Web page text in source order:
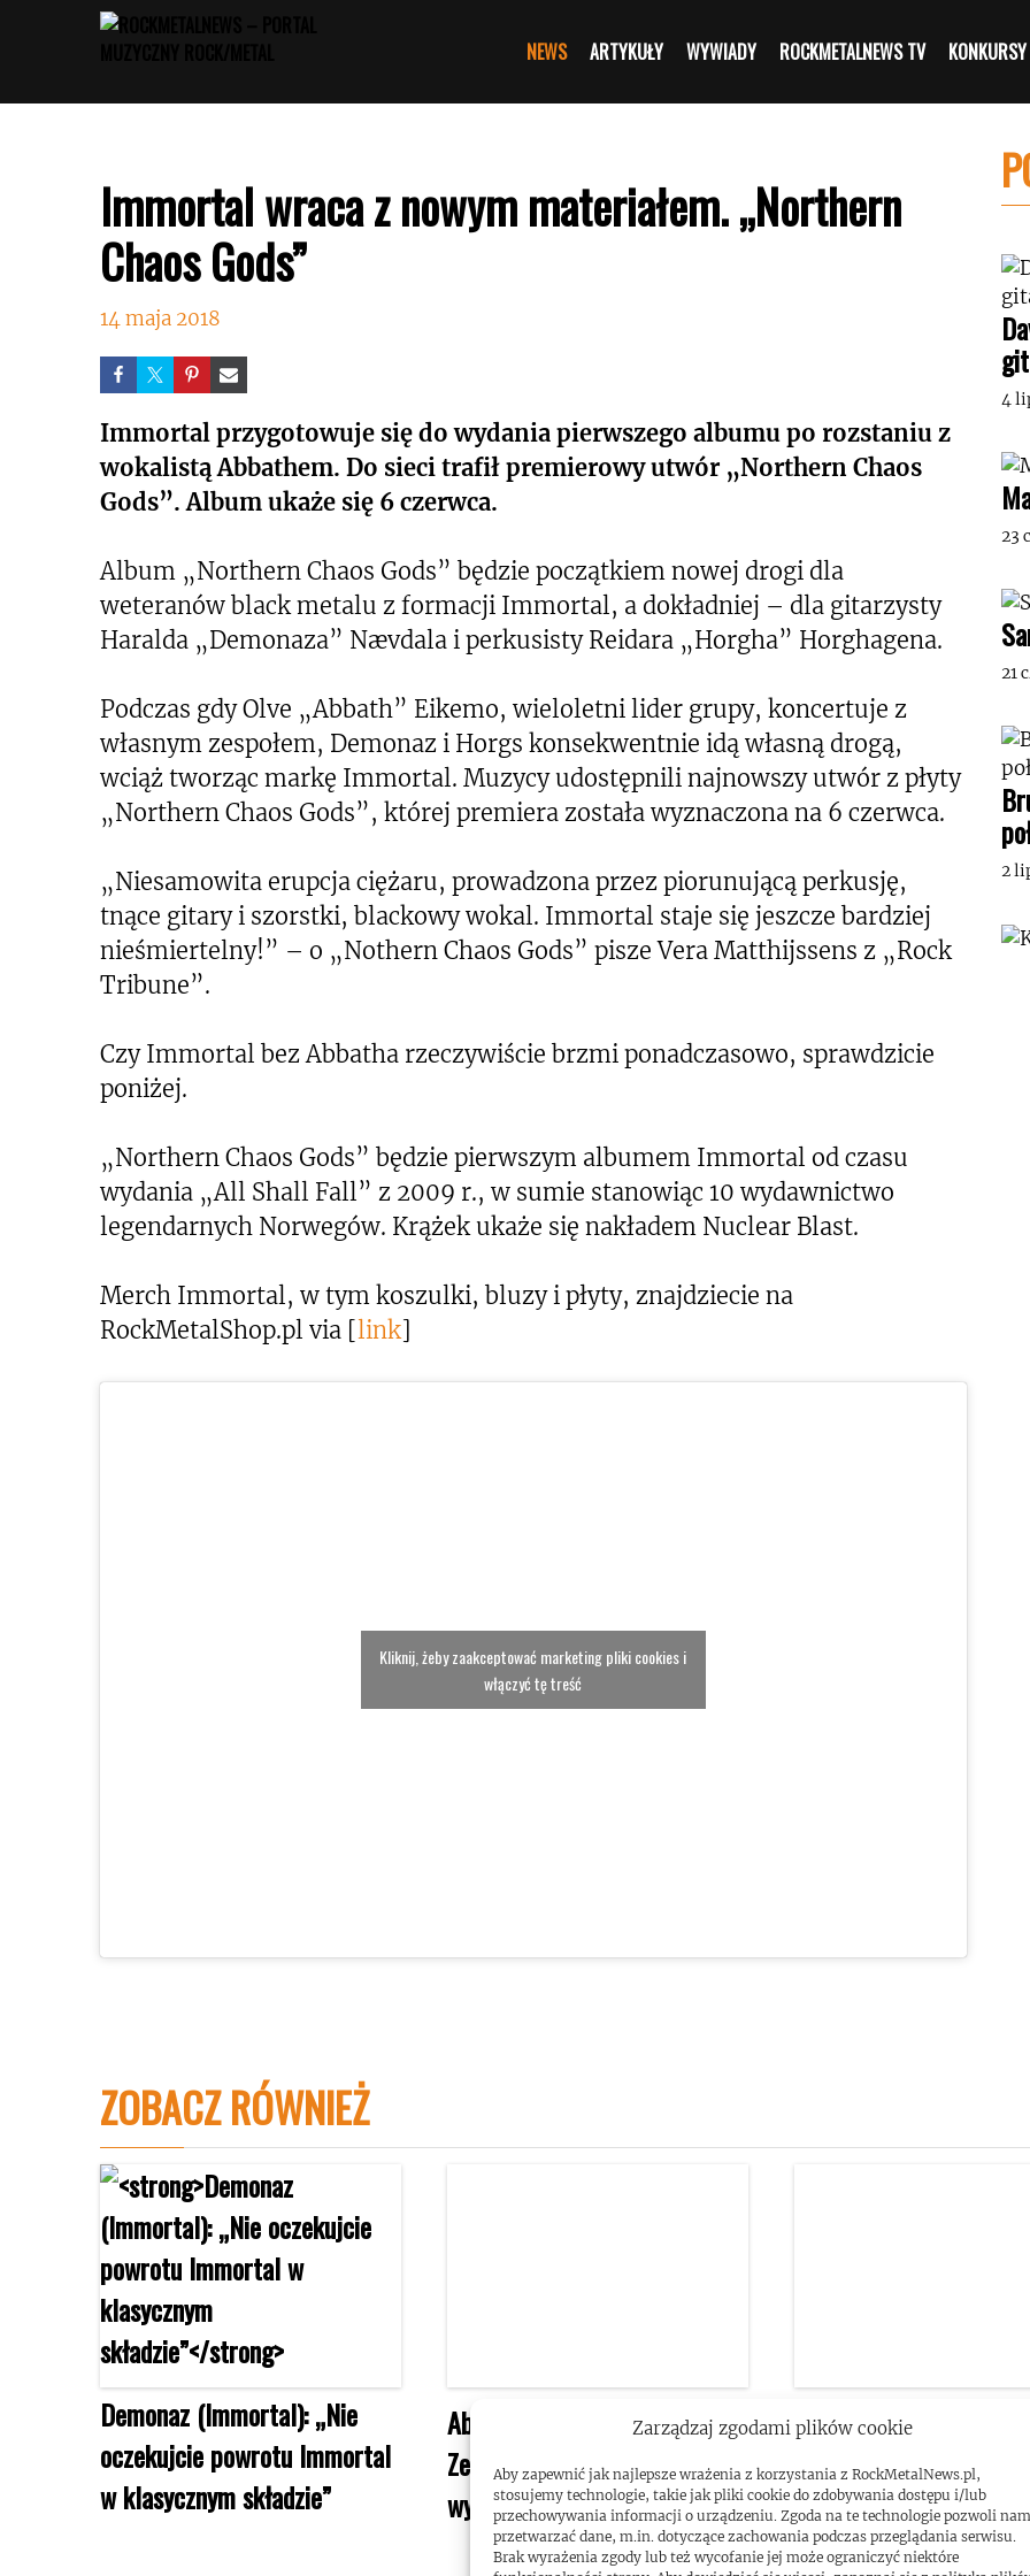
Zarządzaj zgodami plików cookie
Aby zapewnić jak najlepsze wrażenia z korzystania z RockMetalNews.pl,
stosujemy technologie, takie jak pliki cookie do zdobywania dostępu i/lub
przechowywania informacji o urządzeniu. Zgoda na te technologie pozwoli nam
przetwarzać dane, m.in. dotyczące zachowania podczas przeglądania serwisu.
Brak wyrażenia zgody lub też wycofanie jej może ograniczyć niektóre
NEWS ARTYKUŁY WYWIADY ROCKMETALNEWS TV KONKURSY
Immortal wraca z nowym materiałem. „Northern
Chaos Gods”
14 maja 2018
Immortal przygotowuje się do wydania pierwszego albumu po rozstaniu z
wokalistą Abbathem. Do sieci trafił premierowy utwór „Northern Chaos
Gods”. Album ukaże się 6 czerwca.
Album „Northern Chaos Gods” będzie początkiem nowej drogi dla
weteranów black metalu z formacji Immortal, a dokładniej – dla gitarzysty
Haralda „Demonaza” Nævdala i perkusisty Reidara „Horgha” Horghagena.
Podczas gdy Olve „Abbath” Eikemo, wieloletni lider grupy, koncertuje z
własnym zespołem, Demonaz i Horgs konsekwentnie idą własną drogą,
wciąż tworząc markę Immortal. Muzycy udostępnili najnowszy utwór z płyty
„Northern Chaos Gods”, której premiera została wyznaczona na 6 czerwca.
„Niesamowita erupcja ciężaru, prowadzona przez piorunującą perkusję,
tnące gitary i szorstki, blackowy wokal. Immortal staje się jeszcze bardziej
nieśmiertelny!” – o „Nothern Chaos Gods” pisze Vera Matthijssens z „Rock
Tribune”.
Czy Immortal bez Abbatha rzeczywiście brzmi ponadczasowo, sprawdzicie
poniżej.
„Northern Chaos Gods” będzie pierwszym albumem Immortal od czasu
wydania „All Shall Fall” z 2009 r., w sumie stanowiąc 10 wydawnictwo
legendarnych Norwegów. Krążek ukaże się nakładem Nuclear Blast.
Merch Immortal, w tym koszulki, bluzy i płyty, znajdziecie na
RockMetalShop.pl via [link]
Kliknij, żeby zaakceptować marketing pliki cookies i
włączyć tę treść
4
23
21
2
ZOBACZ RÓWNIEŻ
Demonaz (Immortal): „Nie
oczekujcie powrotu Immortal
w klasycznym składzie”
Abbath zagra w Polsce.
Zespół wokalisty Immortal
wystąpi w Warszawie
Nowy album Deep
trafił do sprzedaży.